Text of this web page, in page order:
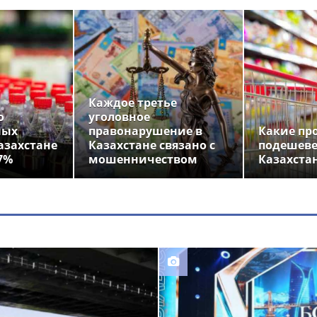
Каждое третье
уголовное
правонарушение в
Казахстане связано с
мошенничеством
Какие